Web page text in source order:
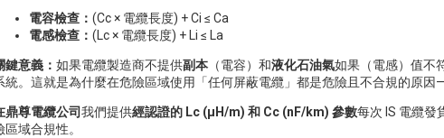
電容檢查： (Cc × 電纜長度) + Ci ≤ Ca
電感檢查： (Lc × 電纜長度) + Li ≤ La
鍵意義： 如果電纜製造商不提供副本 （電容）和液化石油氣如果（電感）值不
統。這就是為什麼在危險區域使用「任何屏蔽電纜」都是危險且不合規的原因
鼎尊電纜公司我們提供經認證的 Lc (µH/m) 和 Cc (nF/km) 參數每次 IS 電纜發
區域合規性。